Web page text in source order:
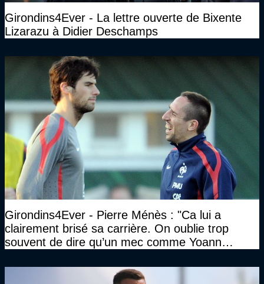
Girondins4Ever - La lettre ouverte de Bixente
Lizarazu à Didier Deschamps
Girondins4Ever - Pierre Ménès : "Ca lui a
clairement brisé sa carrière. On oublie trop
souvent de dire qu’un mec comme Yoann